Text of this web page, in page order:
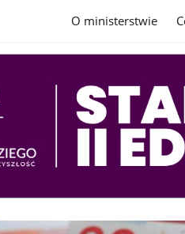
O ministerstwie